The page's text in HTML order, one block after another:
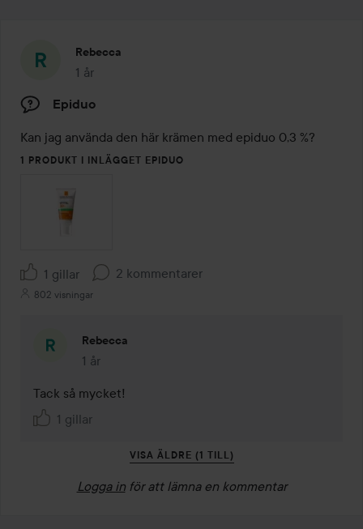
Rebecca
1 år
Inlägget skapades 1 år
Epiduo
Kan jag använda den här krämen med epiduo 0,3 %?
1 PRODUKT I INLÄGGET EPIDUO
1 gillar 2 kommentarer
802 visningar
Rebecca
1 år
Kommentaren lades 1 år
Tack så mycket!
1 gillar
VISA ÄLDRE (1 TILL)
Logga in för att lämna en kommentar